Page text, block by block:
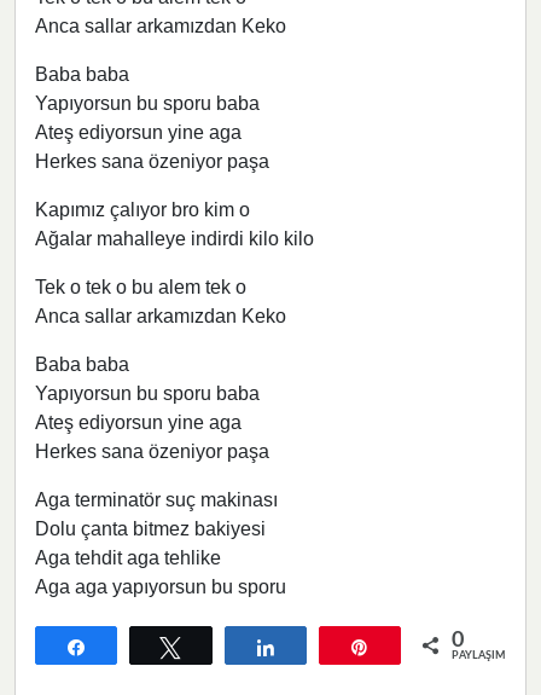
Anca sallar arkamızdan Keko
Baba baba
Yapıyorsun bu sporu baba
Ateş ediyorsun yine aga
Herkes sana özeniyor paşa
Kapımız çalıyor bro kim o
Ağalar mahalleye indirdi kilo kilo
Tek o tek o bu alem tek o
Anca sallar arkamızdan Keko
Baba baba
Yapıyorsun bu sporu baba
Ateş ediyorsun yine aga
Herkes sana özeniyor paşa
Aga terminatör suç makinası
Dolu çanta bitmez bakiyesi
Aga tehdit aga tehlike
Aga aga yapıyorsun bu sporu
0
PAYLAŞIMLAR